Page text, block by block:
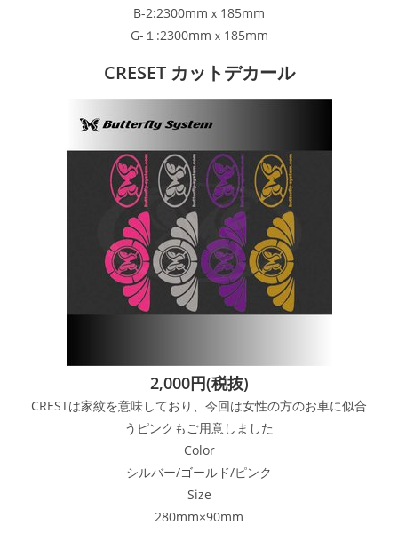
B-2:2300mmｘ185mm
G-１:2300mmｘ185mm
CRESET カットデカール
2,000円(税抜)
CRESTは家紋を意味しており、今回は女性の方のお車に似合
うピンクもご用意しました
Color
シルバー/ゴールド/ピンク
Size
280mm×90mm